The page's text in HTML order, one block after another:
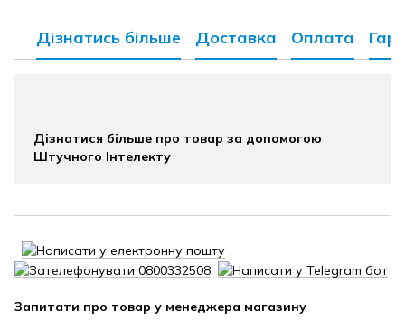
Дізнатись більше Доставка Оплата
Дізнатися більше про товар за допомогою
Штучного Інтелекту
Запитати про товар у менеджера магазину